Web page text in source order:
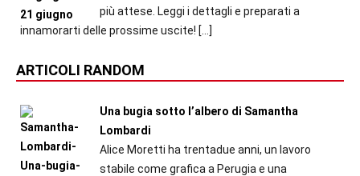
più attese. Leggi i dettagli e preparati a
innamorarti delle prossime uscite! […]
ARTICOLI RANDOM
Una bugia sotto l’albero di Samantha
Lombardi
Alice Moretti ha trentadue anni, un lavoro
stabile come grafica a Perugia e una